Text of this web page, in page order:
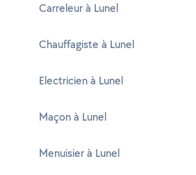
Carreleur à Lunel
Chauffagiste à Lunel
Electricien à Lunel
Maçon à Lunel
Menuisier à Lunel